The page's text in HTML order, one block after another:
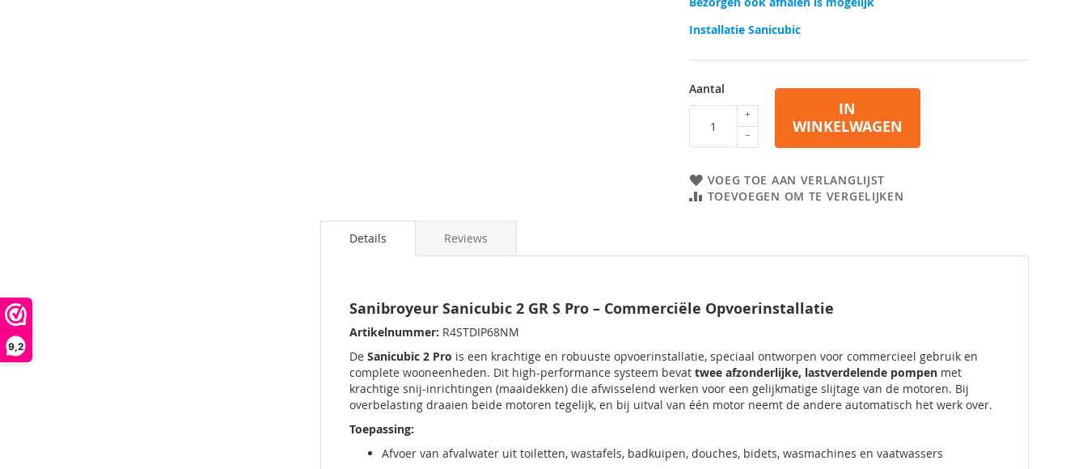
9,2
Installatie Sanicubic
Aantal
IN
WINKELWAGEN
VOEG TOE AAN VERLANGLIJST
TOEVOEGEN OM TE VERGELIJKEN
Details
Sanibroyeur Sanicubic 2 GR S Pro – Commerciële Opvoerinstallatie
Artikelnummer: R4STDIP68NM
De Sanicubic 2 Pro is een krachtige en robuuste opvoerinstallatie, speciaal ontworpen voor commercieel gebruik en
complete wooneenheden. Dit high-performance systeem bevat twee afzonderlijke, lastverdelende pompen met
krachtige snij-inrichtingen (maaidekken) die afwisselend werken voor een gelijkmatige slijtage van de motoren. Bij
overbelasting draaien beide motoren tegelijk, en bij uitval van één motor neemt de andere automatisch het werk over.
Toepassing:
Afvoer van afvalwater uit toiletten, wastafels, badkuipen, douches, bidets, wasmachines en vaatwassers
Reviews